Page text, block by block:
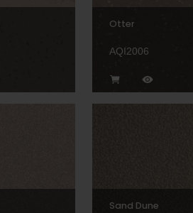
Otter
AQI2006
Sand Dune